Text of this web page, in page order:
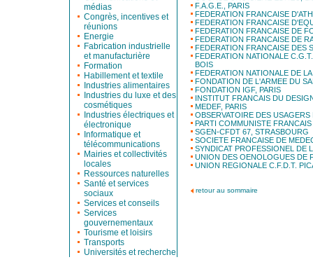
médias
Congrès, incentives et
réunions
Energie
Fabrication industrielle
et manufacturière
Formation
Habillement et textile
Industries alimentaires
Industries du luxe et des
cosmétiques
Industries électriques et
électronique
Informatique et
télécommunications
Mairies et collectivités
locales
Ressources naturelles
Santé et services
sociaux
Services et conseils
Services
gouvernementaux
Tourisme et loisirs
Transports
Universités et recherche
F.A.G.E., PARIS
FEDERATION FRANCAISE
FEDERATION FRANCAISE
FEDERATION FRANCAISE DE
FEDERATION FRANCAISE DE
FEDERATION FRANCAISE DES
FEDERATION NATIONALE
BOIS
FEDERATION NATIONALE DE
FONDATION DE L'ARMEE DU
FONDATION IGF, PARIS
INSTITUT FRANCAIS DU
MEDEF, PARIS
OBSERVATOIRE DES
PARTI COMMUNISTE
SGEN-CFDT 67, STRASBOURG
SOCIETE FRANCAISE DE
SYNDICAT PROFESSIONEL DE
UNION DES OENOLOGUES DE
UNION REGIONALE C.F.D.T.
retour au sommaire